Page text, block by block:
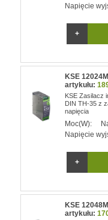
Napięcie
KSE
artykułu:
KSE Zasilacz
DIN TH-35 z
napięcia
Moc(W):
Napięcie
KSE
artykułu: